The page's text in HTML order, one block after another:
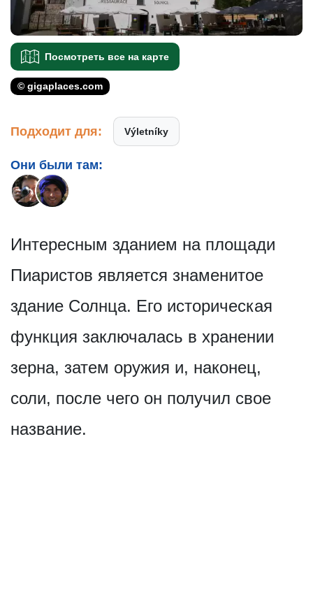
Посмотреть все на карте
© gigaplaces.com
Подходит для: Výletníky
Они были там:
Интересным зданием на площади
Пиаристов является знаменитое
здание Солнца. Его историческая
функция заключалась в хранении
зерна, затем оружия и, наконец,
соли, после чего он получил свое
название.